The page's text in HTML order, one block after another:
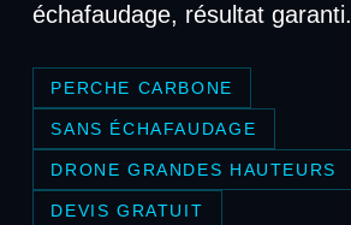
échafaudage, résultat garanti.
PERCHE CARBONE
SANS ÉCHAFAUDAGE
DRONE GRANDES HAUTEURS
DEVIS GRATUIT